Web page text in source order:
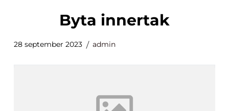
byta innertak
28 september 2023 admin